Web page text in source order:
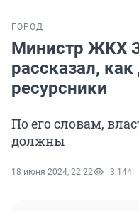
ГОРОД
Министр ЖКХ
рассказал,
ресурсники
По его словам,
должны
18 июня 2024, 22:22 3 144